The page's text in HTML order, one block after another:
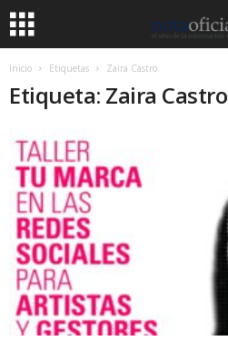
Inicio Etiquetas Zaira Castro
Etiqueta: Zaira Castro